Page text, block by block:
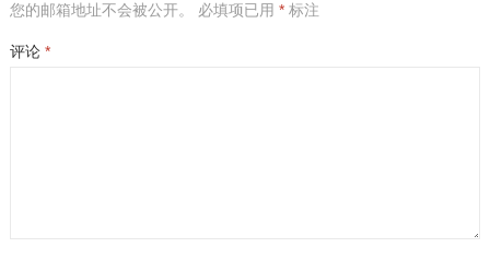
您的邮箱地址不会被公开。 必填项已用 *标注
评论 *